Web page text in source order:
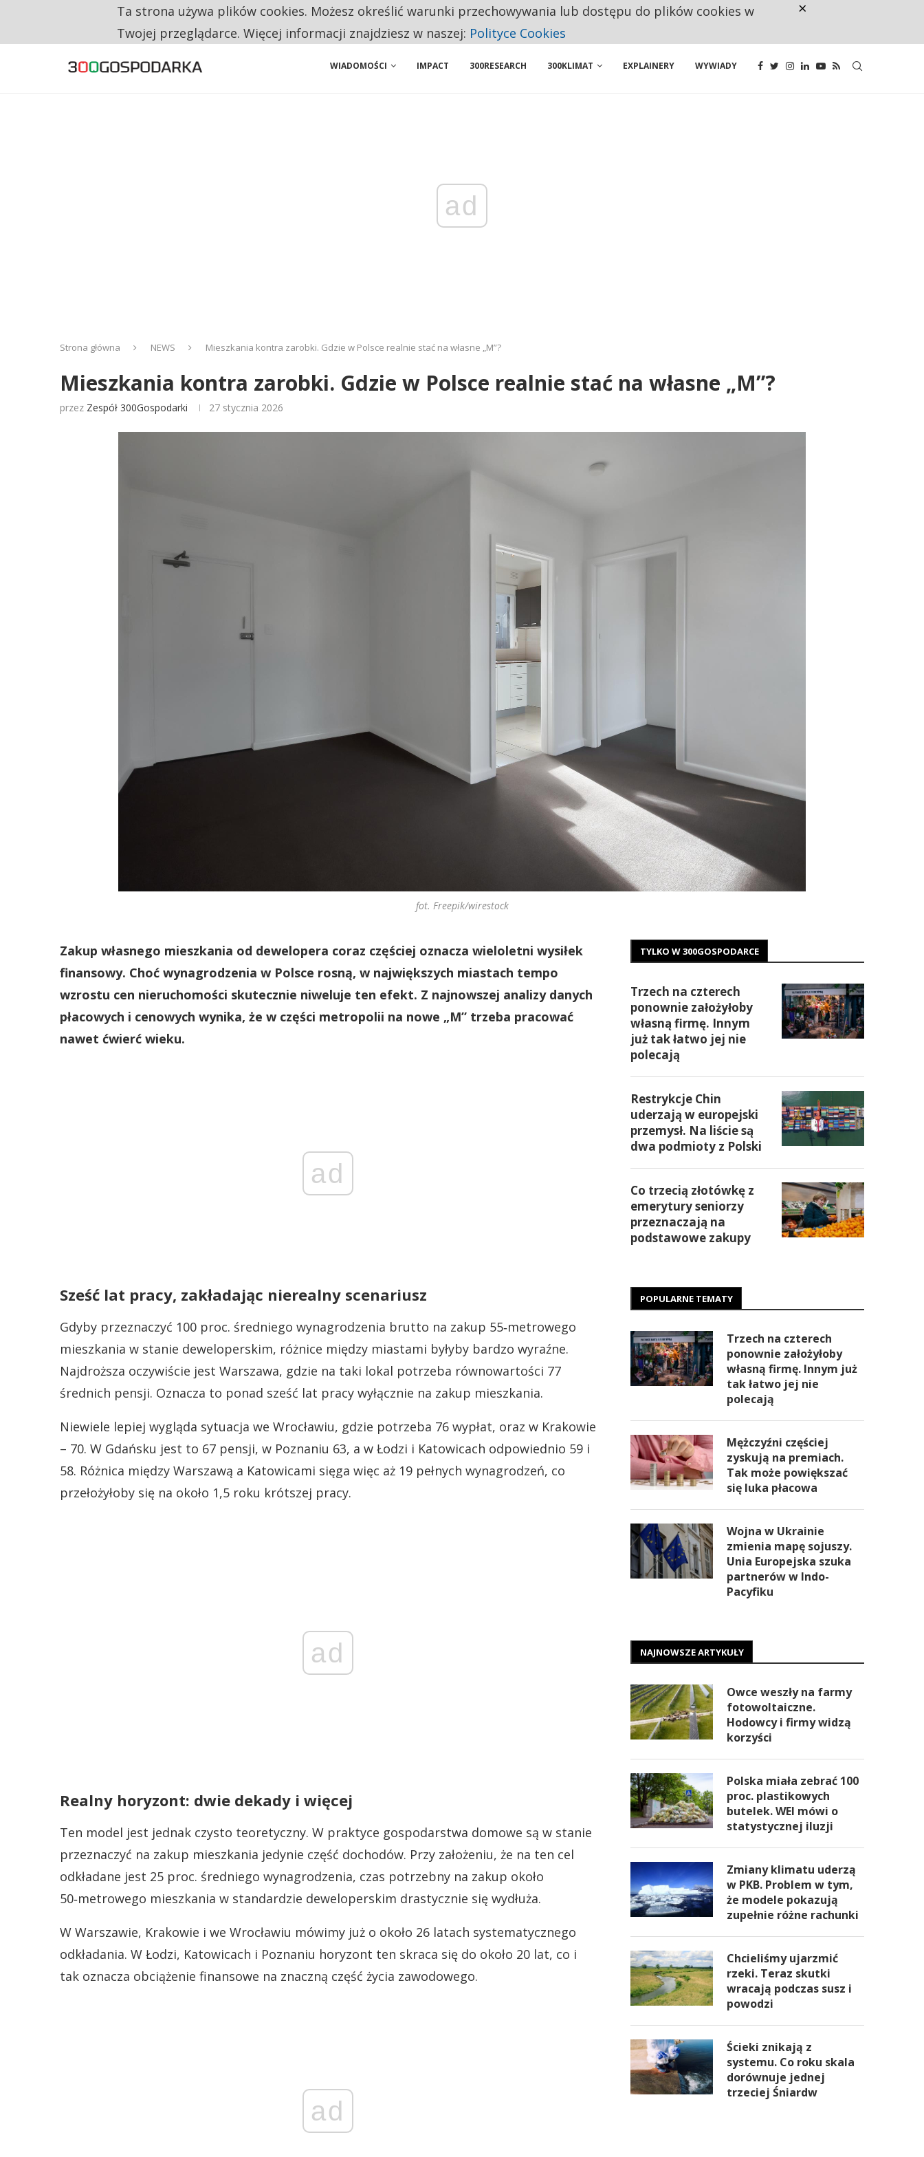
CO TRZECIĄ ZŁOTÓWKĘ Z EMERYTURY SENIORZY PRZEZNACZAJĄ NA PODSTAWOWE ZAKUPY
WIADOMOŚCI IMPACT 300RESEARCH 300KLIMAT EXPLAINERY WYWIADY
ad
Strona główna NEWS Mieszkania kontra zarobki. Gdzie w Polsce realnie stać na własne „M”?
Mieszkania kontra zarobki. Gdzie w Polsce realnie stać na własne „M”?
przez Zespół 300Gospodarki 27 stycznia 2026
fot. Freepik/wirestock
Zakup własnego mieszkania od dewelopera coraz częściej oznacza wieloletni wysiłek
finansowy. Choć wynagrodzenia w Polsce rosną, w największych miastach tempo
wzrostu cen nieruchomości skutecznie niweluje ten efekt. Z najnowszej analizy danych
płacowych i cenowych wynika, że w części metropolii na nowe „M” trzeba pracować
nawet ćwierć wieku.
ad
Sześć lat pracy, zakładając nierealny scenariusz
Gdyby przeznaczyć 100 proc. średniego wynagrodzenia brutto na zakup 55‑metrowego
mieszkania w stanie deweloperskim, różnice między miastami byłyby bardzo wyraźne.
Najdroższa oczywiście jest Warszawa, gdzie na taki lokal potrzeba równowartości 77
średnich pensji. Oznacza to ponad sześć lat pracy wyłącznie na zakup mieszkania.
Niewiele lepiej wygląda sytuacja we Wrocławiu, gdzie potrzeba 76 wypłat, oraz w Krakowie
– 70. W Gdańsku jest to 67 pensji, w Poznaniu 63, a w Łodzi i Katowicach odpowiednio 59 i
58. Różnica między Warszawą a Katowicami sięga więc aż 19 pełnych wynagrodzeń, co
przełożyłoby się na około 1,5 roku krótszej pracy.
ad
Realny horyzont: dwie dekady i więcej
Ten model jest jednak czysto teoretyczny. W praktyce gospodarstwa domowe są w stanie
przeznaczyć na zakup mieszkania jedynie część dochodów. Przy założeniu, że na ten cel
odkładane jest 25 proc. średniego wynagrodzenia, czas potrzebny na zakup około
50‑metrowego mieszkania w standardzie deweloperskim drastycznie się wydłuża.
W Warszawie, Krakowie i we Wrocławiu mówimy już o około 26 latach systematycznego
odkładania. W Łodzi, Katowicach i Poznaniu horyzont ten skraca się do około 20 lat, co i
tak oznacza obciążenie finansowe na znaczną część życia zawodowego.
ad
TYLKO W 300GOSPODARCE
Trzech na czterech
ponownie założyłoby
własną firmę. Innym
już tak łatwo jej nie
polecają
Restrykcje Chin
uderzają w europejski
przemysł. Na liście są
dwa podmioty z Polski
Co trzecią złotówkę z
emerytury seniorzy
przeznaczają na
podstawowe zakupy
POPULARNE TEMATY
Trzech na czterech
ponownie założyłoby
własną firmę. Innym już
tak łatwo jej nie
polecają
Mężczyźni częściej
zyskują na premiach.
Tak może powiększać
się luka płacowa
Wojna w Ukrainie
zmienia mapę sojuszy.
Unia Europejska szuka
partnerów w Indo-
Pacyfiku
NAJNOWSZE ARTYKUŁY
Owce weszły na farmy
fotowoltaiczne.
Hodowcy i firmy widzą
korzyści
Polska miała zebrać 100
proc. plastikowych
butelek. WEI mówi o
statystycznej iluzji
Zmiany klimatu uderzą
w PKB. Problem w tym,
że modele pokazują
zupełnie różne rachunki
Chcieliśmy ujarzmić
rzeki. Teraz skutki
wracają podczas susz i
powodzi
Ścieki znikają z
systemu. Co roku skala
dorównuje jednej
trzeciej Śniardw
Ta strona używa plików cookies. Możesz określić warunki przechowywania lub dostępu do plików cookies w
Twojej przeglądarce. Więcej informacji znajdziesz w naszej: Polityce Cookies
×